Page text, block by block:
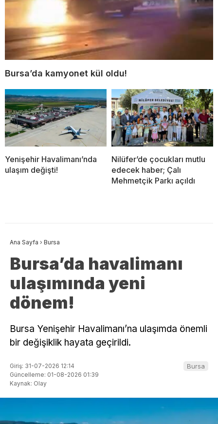
Bursa’da kamyonet kül oldu!
Yenişehir Havalimanı’nda
ulaşım değişti!
Nilüfer’de çocukları mutlu
edecek haber; Çalı
Mehmetçik Parkı açıldı
Ana Sayfa › Bursa
Bursa’da havalimanı
ulaşımında yeni
dönem!
Bursa Yenişehir Havalimanı’na ulaşımda önemli
bir değişiklik hayata geçirildi.
Giriş: 31-07-2026 12:14
Güncelleme: 01-08-2026 01:39
Kaynak: Olay
Bursa